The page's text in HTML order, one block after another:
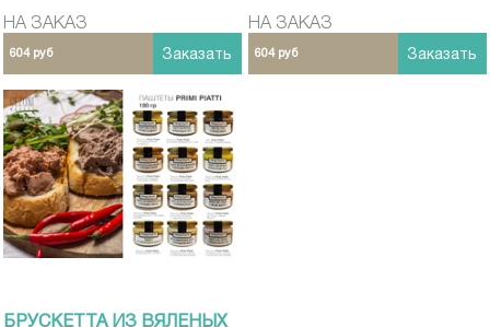
НА ЗАКАЗ
604 руб Заказать
НА ЗАКАЗ
604 руб Заказать
БРУСКЕТТА ИЗ ВЯЛЕНЫХ